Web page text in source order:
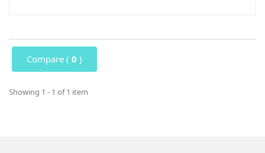
Compare ( 0 )
Showing 1 - 1 of 1 item